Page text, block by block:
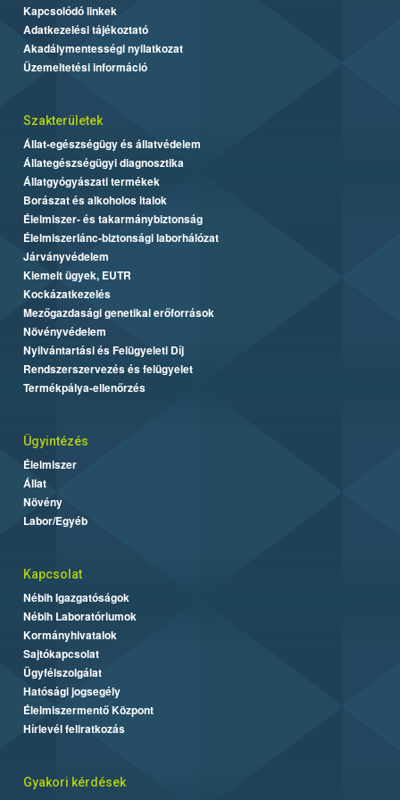
Kapcsolódó linkek
Adatkezelési tájékoztató
Akadálymentességi nyilatkozat
Üzemeltetési információ
Szakterületek
Állat-egészségügy és állatvédelem
Állategészségügyi diagnosztika
Állatgyógyászati termékek
Borászat és alkoholos italok
Élelmiszer- és takarmánybiztonság
Élelmiszerlánc-biztonsági laborhálózat
Járványvédelem
Kiemelt ügyek, EUTR
Kockázatkezelés
Mezőgazdasági genetikai erőforrások
Növényvédelem
Nyilvántartási és Felügyeleti Díj
Rendszerszervezés és felügyelet
Termékpálya-ellenőrzés
Ügyintézés
Élelmiszer
Állat
Növény
Labor/Egyéb
Kapcsolat
Nébih Igazgatóságok
Nébih Laboratóriumok
Kormányhivatalok
Sajtókapcsolat
Ügyfélszolgálat
Hatósági jogsegély
Élelmiszermentő Központ
Hírlevél feliratkozás
Gyakori kérdések